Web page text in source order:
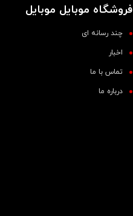
فروشگاه موبایل موبایل
چند رسانه ای
اخبار
تماس با ما
درباره ما